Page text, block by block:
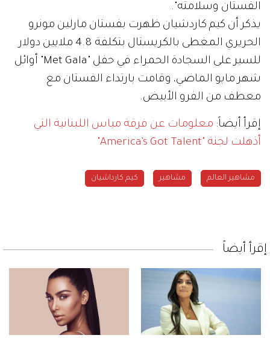
الفستان وسلامته".
يذكر أن كيم كاردشيان ظهرت بفستان مارلين مونرو
الحريري المغطى بالكريستال بتكلفة 4.8 ملايين دولار
للسير على السجادة الحمراء في حفل "Met Gala" أوائل
شهر مايو الماضي، وقامت بارتداء الفستان مع
معطف من الفرو الأبيض.
إقرأ أيضاً: معلومات عن فرقة مياس اللبنانية التي
أذهلت لجنة "America’s Got Talent"
مشاهير العالم مشاهير كيم كارداشيان
إقرأ أيضاً